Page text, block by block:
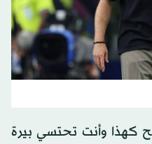
كهذا وأنت تحتسي بيرة